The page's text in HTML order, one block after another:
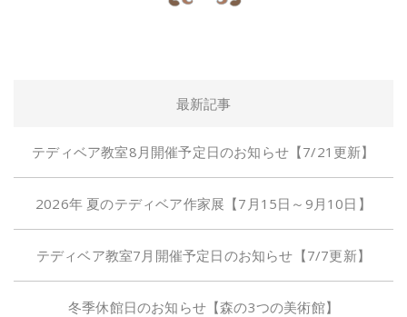
最新記事
テディベア教室8月開催予定日のお知らせ【7/21更新】
2026年 夏のテディベア作家展【7月15日～9月10日】
テディベア教室7月開催予定日のお知らせ【7/7更新】
冬季休館日のお知らせ【森の3つの美術館】